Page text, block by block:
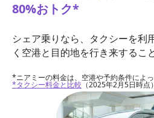
80%おトク*
シェア乗りなら、タクシーを利
く空港と目的地を行き来するこ
*ニアミーの料金は、空港や予約条件によ
*タクシー料金と比較 （2025年2月5日時点）